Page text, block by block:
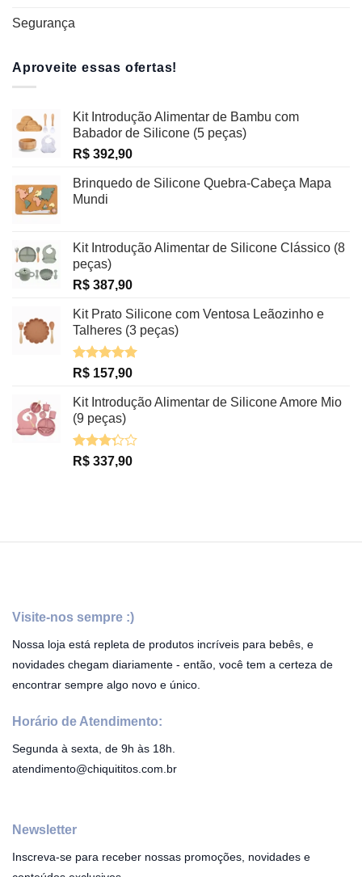
Segurança
Aproveite essas ofertas!
Kit Introdução Alimentar de Bambu com
Babador de Silicone (5 peças)
R$ 392,90
Brinquedo de Silicone Quebra-Cabeça Mapa
Mundi
Kit Introdução Alimentar de Silicone Clássico (8
peças)
R$ 387,90
Kit Prato Silicone com Ventosa Leãozinho e
Talheres (3 peças)
Avaliação
R$ 157,90
Kit Introdução Alimentar de Silicone Amore Mio
(9 peças)
Avaliação
R$ 337,90
Visite-nos sempre :)
Nossa loja está repleta de produtos incríveis para bebês, e
novidades chegam diariamente - então, você tem a certeza de
encontrar sempre algo novo e único.
Horário de Atendimento:
Segunda à sexta, de 9h às 18h.
atendimento@chiquititos.com.br
Newsletter
Inscreva-se para receber nossas promoções, novidades e